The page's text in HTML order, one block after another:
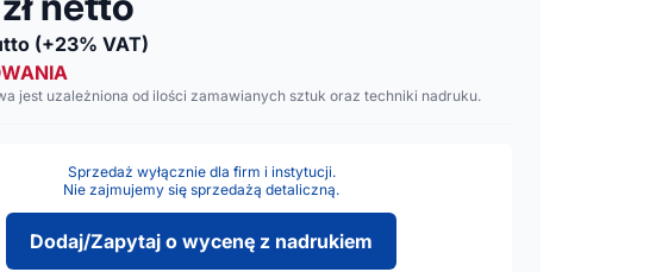
(+23% VAT)
jest uzależniona od ilości zamawianych sztuk oraz techniki nadruku.
Sprzedaż wyłącznie dla firm i instytucji.
Nie zajmujemy się sprzedażą detaliczną.
Dodaj/Zapytaj o wycenę z nadrukiem